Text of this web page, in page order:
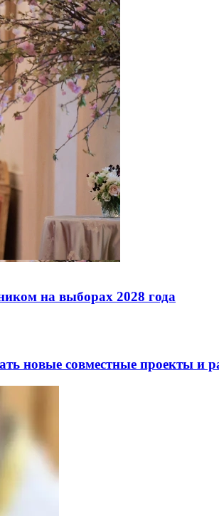
на выборах 2028 года
новые совместные проекты и